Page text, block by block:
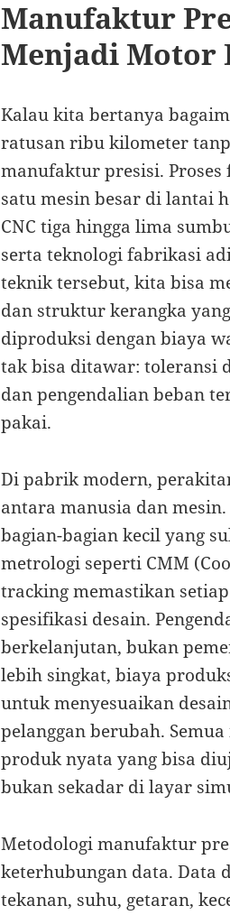
Manufaktur
Menjadi Motor
Kalau kita bertanya
ratusan ribu kilometer
manufaktur presisi.
satu mesin besar di lantai
CNC tiga hingga lima
serta teknologi fabrikasi
teknik tersebut, kita bisa
dan struktur kerangka
diproduksi dengan biaya
tak bisa ditawar: toleransi
dan pengendalian beban
pakai.
Di pabrik modern,
antara manusia dan
bagian-bagian kecil yang
metrologi seperti CMM
tracking memastikan
spesifikasi desain.
berkelanjutan, bukan
lebih singkat, biaya
untuk menyesuaikan
pelanggan berubah.
produk nyata yang bisa
bukan sekadar di layar
Metodologi manufaktur
keterhubungan data. Data
tekanan, suhu, getaran,